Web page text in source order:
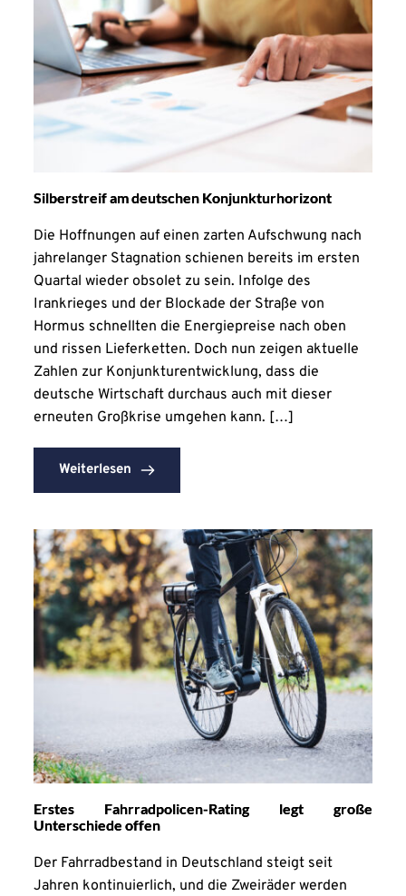
Silberstreif am deutschen Konjunkturhorizont
Die Hoffnungen auf einen zarten Aufschwung nach
jahrelanger Stagnation schienen bereits im ersten
Quartal wieder obsolet zu sein. Infolge des
Irankrieges und der Blockade der Straße von
Hormus schnellten die Energiepreise nach oben
und rissen Lieferketten. Doch nun zeigen aktuelle
Zahlen zur Konjunkturentwicklung, dass die
deutsche Wirtschaft durchaus auch mit dieser
erneuten Großkrise umgehen kann. […]
Weiterlesen
Erstes Fahrradpolicen-Rating legt große
Unterschiede offen
Der Fahrradbestand in Deutschland steigt seit
Jahren kontinuierlich, und die Zweiräder werden